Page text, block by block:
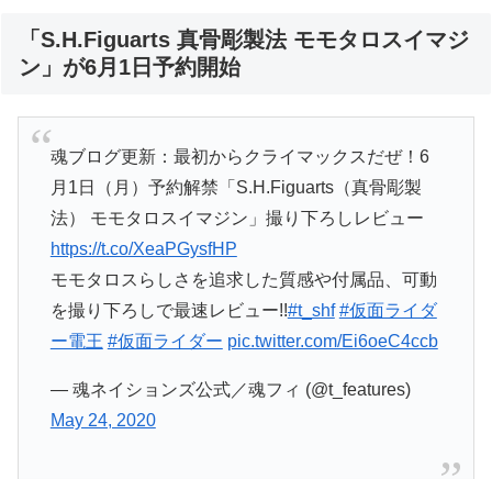
「S.H.Figuarts 真骨彫製法 モモタロスイマジ
ン」が6月1日予約開始
魂ブログ更新：最初からクライマックスだぜ！6
月1日（月）予約解禁「S.H.Figuarts（真骨彫製
法） モモタロスイマジン」撮り下ろしレビュー
https://t.co/XeaPGysfHP
モモタロスらしさを追求した質感や付属品、可動
を撮り下ろしで最速レビュー!!#t_shf #仮面ライダ
ー電王 #仮面ライダー pic.twitter.com/Ei6oeC4ccb
— 魂ネイションズ公式／魂フィ (@t_features)
May 24, 2020